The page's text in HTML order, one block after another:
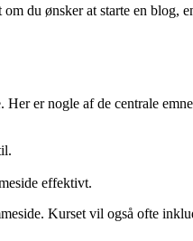
du ønsker at starte en blog,
er nogle af de centrale
effektivt.
Kurset vil også ofte